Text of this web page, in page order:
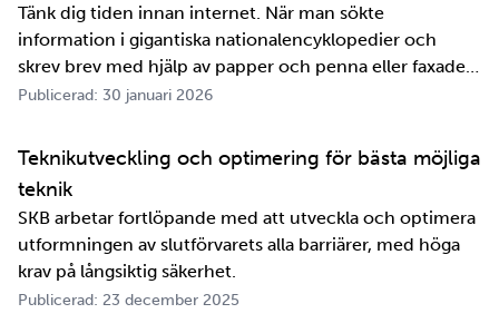
Tänk dig tiden innan internet. När man sökte
information i gigantiska nationalencyklopedier och
skrev brev med hjälp av papper och penna eller faxade
om ett meddelande skulle fram snabbt. Det är inte
perspektiv i alla fall. För oss på SKB är det …
Publicerad: 30 januari 2026
Teknikutveckling och optimering för bästa möjliga
teknik
SKB arbetar fortlöpande med att utveckla och optimera
utformningen av slutförvarets alla barriärer, med höga
krav på långsiktig säkerhet.
Publicerad: 23 december 2025